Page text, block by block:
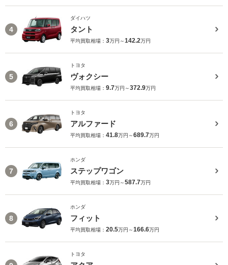
4
ダイハツ
タント
平均買取相場： 3万円～142.2万円
5
トヨタ
ヴォクシー
平均買取相場： 9.7万円～372.9万円
6
トヨタ
アルファード
平均買取相場： 41.8万円～689.7万円
7
ホンダ
ステップワゴン
平均買取相場： 3万円～587.7万円
8
ホンダ
フィット
平均買取相場： 20.5万円～166.6万円
トヨタ